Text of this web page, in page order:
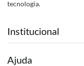
tecnologia.
Institucional
Ajuda